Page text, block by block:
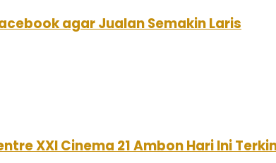
agar Jualan Semakin Laris
XXI Cinema 21 Ambon Hari Ini